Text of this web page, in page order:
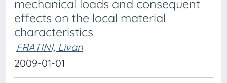
mechanical loads and consequent
effects on the local material
characteristics
FRATINI, Livan
2009-01-01